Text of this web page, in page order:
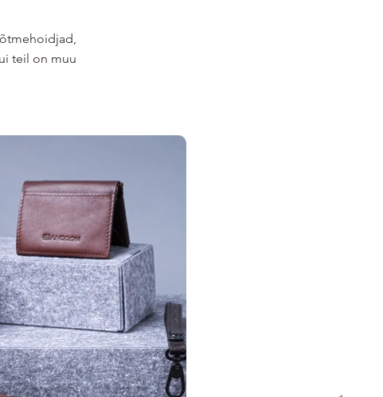
teil on muu